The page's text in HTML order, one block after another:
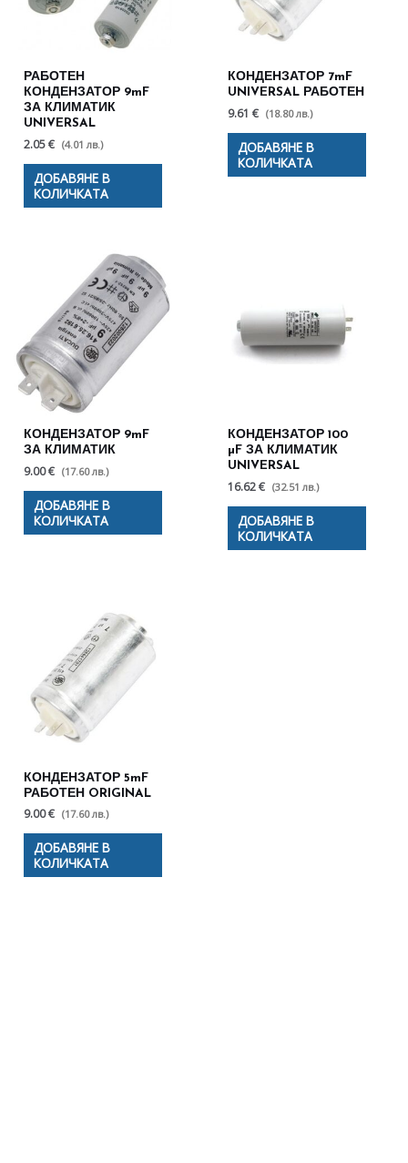
РАБОТЕН
КОНДЕНЗАТОР 9mF
ЗА КЛИМАТИК
UNIVERSAL
2.05 € (4.01 лв.)
ДОБАВЯНЕ В
КОЛИЧКАТА
КОНДЕНЗАТОР 7mF
UNIVERSAL РАБОТЕН
9.61 € (18.80 лв.)
ДОБАВЯНЕ В
КОЛИЧКАТА
КОНДЕНЗАТОР 9mF
ЗА КЛИМАТИК
9.00 € (17.60 лв.)
ДОБАВЯНЕ В
КОЛИЧКАТА
КОНДЕНЗАТОР 100
µF ЗА КЛИМАТИК
UNIVERSAL
16.62 € (32.51 лв.)
ДОБАВЯНЕ В
КОЛИЧКАТА
КОНДЕНЗАТОР 5mF
РАБОТЕН ORIGINAL
9.00 € (17.60 лв.)
ДОБАВЯНЕ В
КОЛИЧКАТА